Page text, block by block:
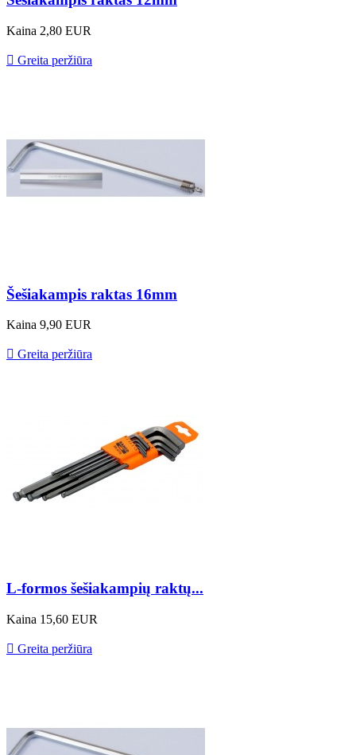
Kaina 2,80 EUR
 Greita peržiūra
Šešiakampis raktas 16mm
Kaina 9,90 EUR
 Greita peržiūra
L-formos šešiakampių raktų...
Kaina 15,60 EUR
 Greita peržiūra